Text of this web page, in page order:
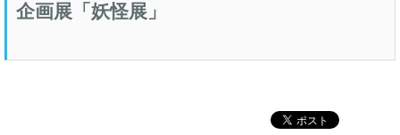
企画展「妖怪展」